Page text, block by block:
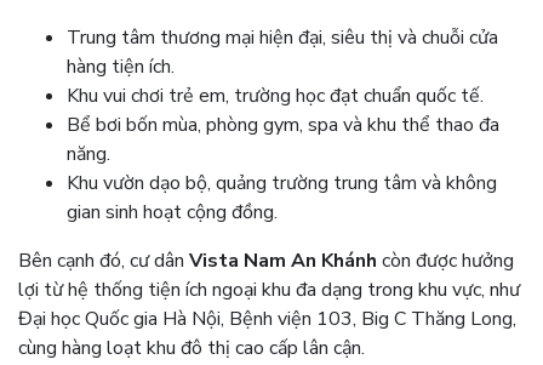
Trung tâm thương mại hiện đại, siêu thị và chuỗi cửa
hàng tiện ích.
Khu vui chơi trẻ em, trường học đạt chuẩn quốc tế.
Bể bơi bốn mùa, phòng gym, spa và khu thể thao đa
năng.
Khu vườn dạo bộ, quảng trường trung tâm và không
gian sinh hoạt cộng đồng.
Bên cạnh đó, cư dân Vista Nam An Khánh còn được hưởng
lợi từ hệ thống tiện ích ngoại khu đa dạng trong khu vực, như
Đại học Quốc gia Hà Nội, Bệnh viện 103, Big C Thăng Long,
cùng hàng loạt khu đô thị cao cấp lân cận.